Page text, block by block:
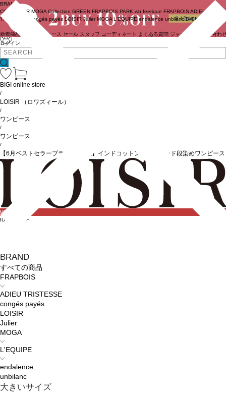
ログイン
BRAND
COUTURIER MOGA Collection GREEN FRAPBOIS PARK wb feerique FRAPBOIS ADIEU
TRISTESSE
congés payés LOISIR Julier MOGA L'EQUIPE endalence unbilanc BIGI online store
新着商品 ニュース セール スタッフ コーディネート よくある質問 ジャーナル お問い合わ
BRAND
すべての商品
FRAPBOIS
ADIEU TRISTESSE
congés payés
LOISIR
Julier
MOGA
L'EQUIPE
endalence
unbilanc
大きいサイズ
BIGI online store
/
LOISIR （ロワズィール）
/
ワンピース
/
ワンピース
/
【6月ベストセラーブランド内4位】インドコットンボイルハンド段染めワンピース
SALE